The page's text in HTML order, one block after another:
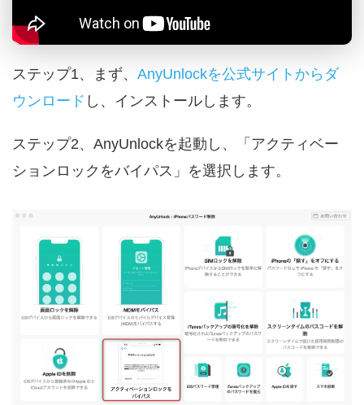
ステップ1、まず、 AnyUnlockを公式サイトからダ
ウンロード し、インストールします。
ステップ2、AnyUnlockを起動し、「アクティベー
ションロックをバイパス」を選択します。